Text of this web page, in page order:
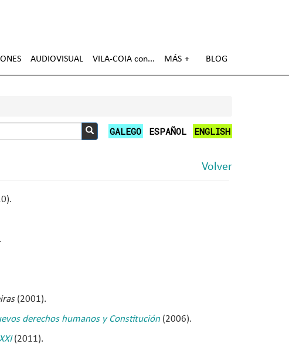
AUDIOVISUAL VILA-COIA con MÁS BLOG
GALEGO ESPAÑOL ENGLISH
Volver
(2001).
derechos humanos y Constitución (2006).
(2011).